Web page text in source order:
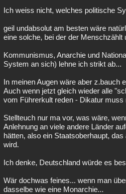
Ich weiss nicht, welches politische
geil undabsolut am besten wäre
eine solche, bei der der Menschzählt
Kommunismus, Anarchie und
System an sich) lehne ich strikt ab...
In meinen Augen wäre aber z.bauch
Auch wenn jetzt gleich wieder alle
vom Führerkult reden - Dikatur muss
Stellteuch nur ma vor, was wäre,
Anlehnung an viele andere Länder
hätten, also ein Staatsoberhaupt,
wird.
Ich denke, Deutschland würde es
Wär dochwas feines... wenn man
dasselbe wie eine Monarchie...